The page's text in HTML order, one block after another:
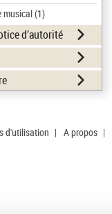
musical(1)
d’autorité
d'utilisation | A propos |